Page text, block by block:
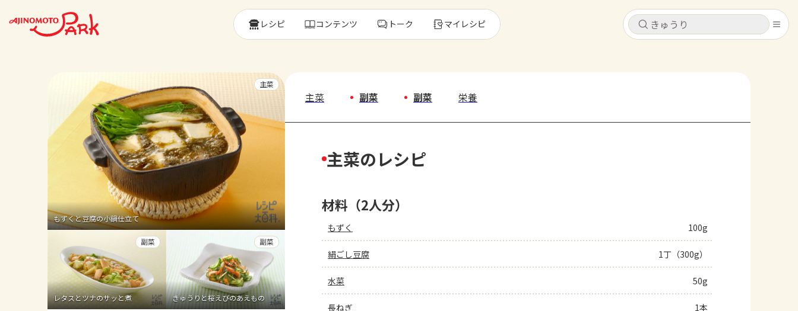
キャンセル
よくあるお問い合わせ
キャンセル
レシピ コンテンツ トーク マイレシピ
もずくと豆腐の小鍋仕立て
主菜
レタスとツナのサッと煮
副菜
きゅうりと桜えびのあえもの
副菜
主菜 副菜 副菜 栄養
主菜のレシピ
材料（2人分）
もずく 100g
絹ごし豆腐 1丁（300g）
水菜 50g
長ねぎ 1本